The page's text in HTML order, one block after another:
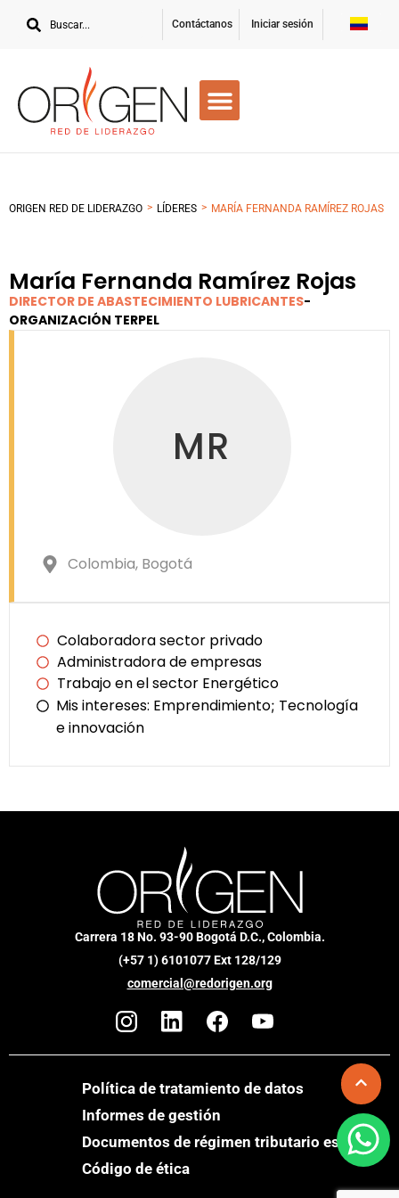
Contáctanos Iniciar sesión
ORIGEN RED DE LIDERAZGO > LÍDERES > MARÍA FERNANDA RAMÍREZ ROJAS
María Fernanda Ramírez Rojas
DIRECTOR DE ABASTECIMIENTO LUBRICANTES-
ORGANIZACIÓN TERPEL
MR
Colombia, Bogotá
Colaboradora sector privado
Administradora de empresas
Trabajo en el sector Energético
Mis intereses: Emprendimiento; Tecnología
e innovación
Carrera 18 No. 93-90 Bogotá D.C., Colombia.
(+57 1) 6101077 Ext 128/129
comercial@redorigen.org
Política de tratamiento de datos
Informes de gestión
Documentos de régimen tributario especial
Código de ética